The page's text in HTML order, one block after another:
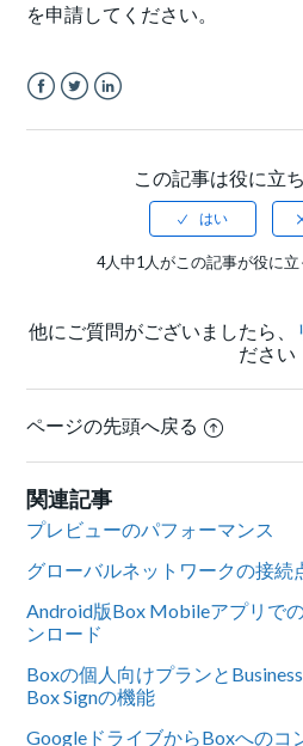
を申請してください。
この記事は役に立
4人中1人がこの記事が役に
他にご質問がございましたら、
ださい
ページの先頭へ戻る
関連記事
プレビューのパフォーマンス
グローバルネットワークの接続
Android版Box Mobileアプリで
ンロード
Boxの個人向けプランと
Box Signの機能
GoogleドライブからBoxへのコ